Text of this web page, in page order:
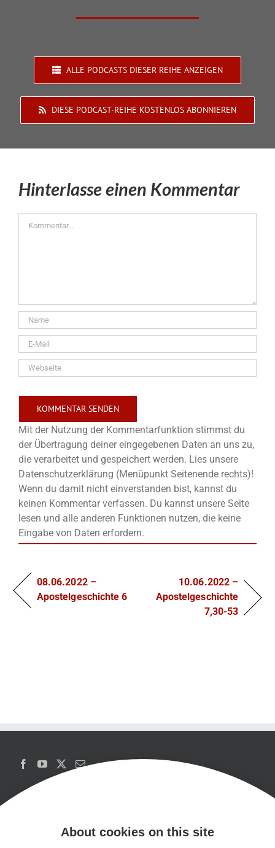
ALLE PODCASTS DIESER REIHE ANZEIGEN
DIESE PODCAST-REIHE KOSTENLOS ABONNIEREN
Hinterlasse einen Kommentar
Mit der Nutzung der Kommentarfunktion stimmst du
der Übertragung deiner eingegebenen Daten an uns zu,
die verarbeitet und gespeichert werden. Lies unsere
Datenschutzerklärung (Menüpunkt Seitenende rechts)!
Wenn du damit nicht einverstanden bist, kannst du
keinen Kommentar verfassen. Du kannst unsere Seite
lesen und alle anderen Funktionen nutzen, die keine
Eingabe von Daten erfordern.
08.06.2022 –
Apostelgeschichte 6
10.06.2022 –
Apostelgeschichte
7,30-53
About cookies on this site